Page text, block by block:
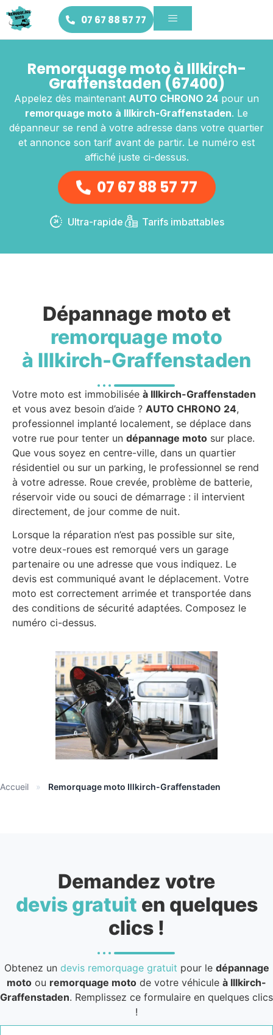
07 67 88 57 77
Remorquage moto à Illkirch-
Graffenstaden (67400)
Appelez dès maintenant AUTO CHRONO 24 pour un
remorquage moto à Illkirch-Graffenstaden. Le
dépanneur se rend à votre adresse dans votre quartier
et annonce son tarif avant de partir. Le numéro est
affiché juste ci-dessus.
07 67 88 57 77
Ultra-rapide Tarifs imbattables
Dépannage moto et
remorquage moto
à Illkirch-Graffenstaden
Votre moto est immobilisée à Illkirch-Graffenstaden
et vous avez besoin d’aide ? AUTO CHRONO 24,
professionnel implanté localement, se déplace dans
votre rue pour tenter un dépannage moto sur place.
Que vous soyez en centre-ville, dans un quartier
résidentiel ou sur un parking, le professionnel se rend
à votre adresse. Roue crevée, problème de batterie,
réservoir vide ou souci de démarrage : il intervient
directement, de jour comme de nuit.
Lorsque la réparation n’est pas possible sur site,
votre deux-roues est remorqué vers un garage
partenaire ou une adresse que vous indiquez. Le
devis est communiqué avant le déplacement. Votre
moto est correctement arrimée et transportée dans
des conditions de sécurité adaptées. Composez le
numéro ci-dessus.
Accueil » Remorquage moto Illkirch-Graffenstaden
Demandez votre
devis gratuit en quelques
clics !
Obtenez un devis remorquage gratuit pour le dépannage
moto ou remorquage moto de votre véhicule à Illkirch-
Graffenstaden. Remplissez ce formulaire en quelques clics
!